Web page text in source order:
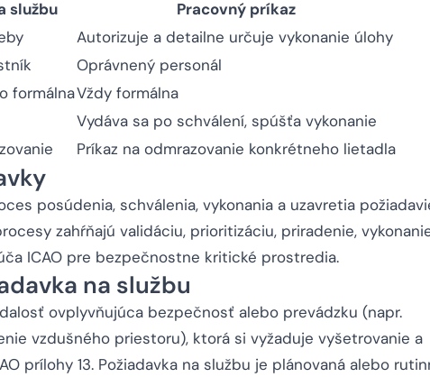
službu
Pracovný príkaz
Autorizuje a detailne určuje vykonanie úlohy
Oprávnený personál
formálnaVždy formálna
Vydáva sa po schválení, spúšťa vykonanie
Príkaz na odmrazovanie konkrétneho lietadla
posúdenia, schválenia, vykonania a uzavretia
zahŕňajú validáciu, prioritizáciu, priradenie,
ICAO pre bezpečnostne kritické prostredia.
na službu
ovplyvňujúca bezpečnosť alebo prevádzku (napr.
vzdušného priestoru), ktorá si vyžaduje vyšetrovanie a
prílohy 13. Požiadavka na službu je plánovaná alebo